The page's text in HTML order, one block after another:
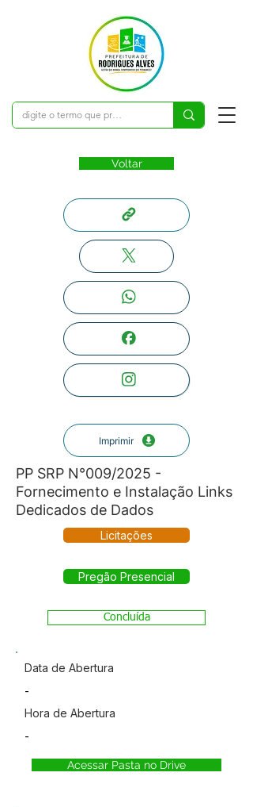
Voltar
Imprimir
PP SRP N°009/2025 -
Fornecimento e Instalação Links
Dedicados de Dados
Licitações
Pregão Presencial
Concluída
Data de Abertura
-
Hora de Abertura
-
Acessar Pasta no Drive